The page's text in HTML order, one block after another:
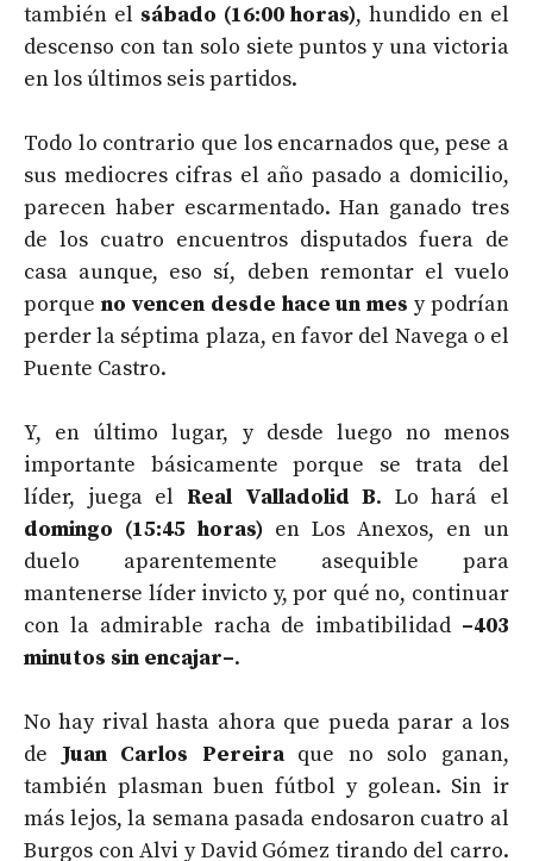
también el sábado (16:00 horas), hundido en el
descenso con tan solo siete puntos y una victoria
en los últimos seis partidos.
Todo lo contrario que los encarnados que, pese a
sus mediocres cifras el año pasado a domicilio,
parecen haber escarmentado. Han ganado tres
de los cuatro encuentros disputados fuera de
casa aunque, eso sí, deben remontar el vuelo
porque no vencen desde hace un mes y podrían
perder la séptima plaza, en favor del Navega o el
Puente Castro.
Y, en último lugar, y desde luego no menos
importante básicamente porque se trata del
líder, juega el Real Valladolid B. Lo hará el
domingo (15:45 horas) en Los Anexos, en un
duelo aparentemente asequible para
mantenerse líder invicto y, por qué no, continuar
con la admirable racha de imbatibilidad –403
minutos sin encajar–.
No hay rival hasta ahora que pueda parar a los
de Juan Carlos Pereiraque no solo ganan,
también plasman buen fútbol y golean. Sin ir
más lejos, la semana pasada endosaron cuatro al
Burgos con Alvi y David Gómez tirando del carro.